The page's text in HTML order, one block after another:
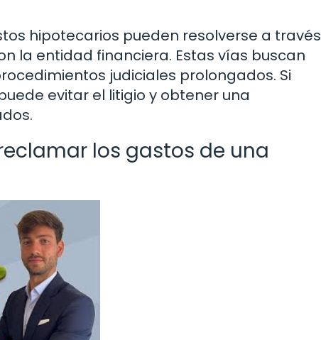
hipotecarios pueden resolverse a través
la entidad financiera. Estas vías buscan
judiciales prolongados. Si
evitar el litigio y obtener una
los gastos de una